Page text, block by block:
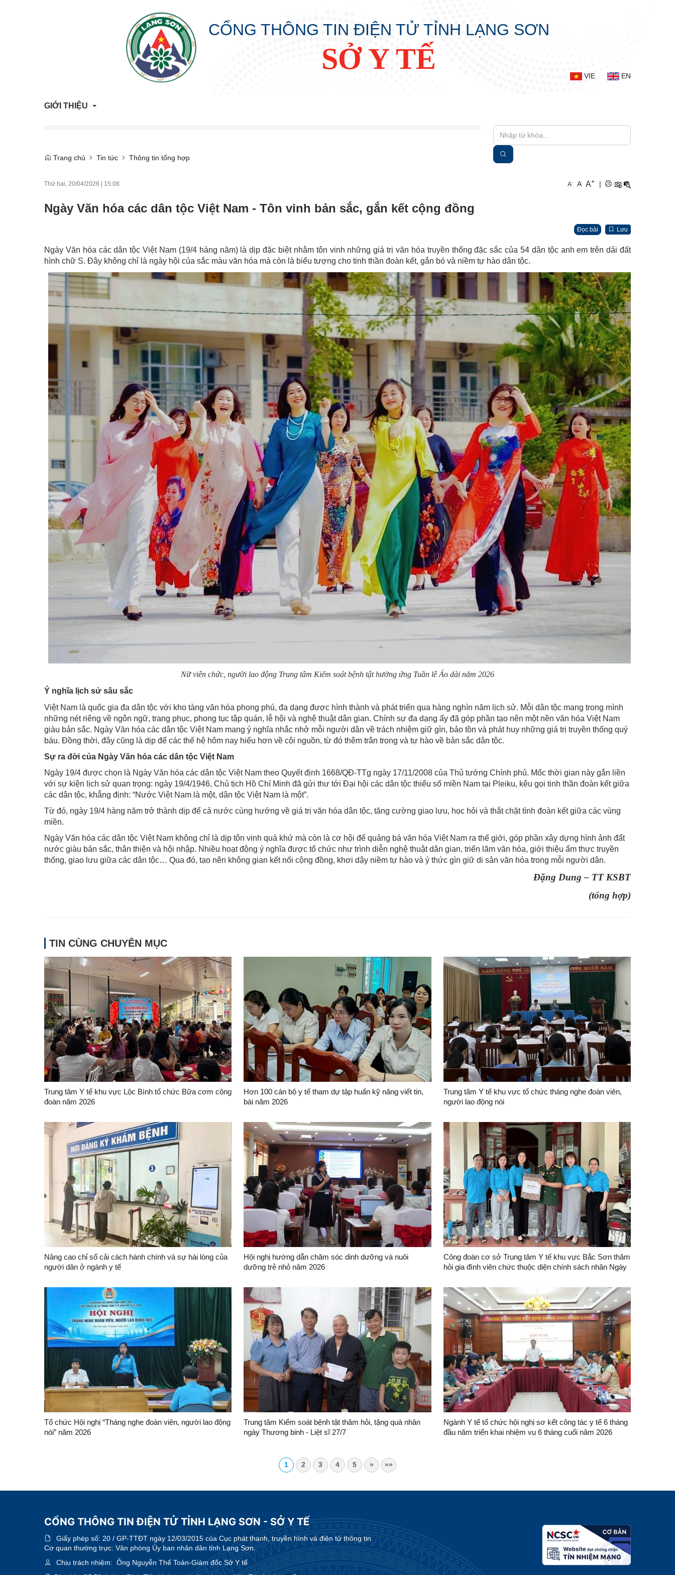
CỔNG THÔNG TIN ĐIỆN TỬ TỈNH LẠNG SƠN
SỞ Y TẾ
VIE EN
GIỚI THIỆU
Lịch sử hình thành
Trang chủ Tin tức Thông tin tổng hợp
Thứ hai, 20/04/2026 | 15:08 A- A A+ |
Ngày Văn hóa các dân tộc Việt Nam - Tôn vinh bản sắc, gắn kết cộng đồng
Đọc bài Lưu
Ngày Văn hóa các dân tộc Việt Nam (19/4 hàng năm) là dịp đặc biệt nhằm tôn vinh những giá trị văn hóa truyền thống đặc sắc của 54 dân tộc anh em trên dải đất
hình chữ S. Đây không chỉ là ngày hội của sắc màu văn hóa mà còn là biểu tượng cho tinh thần đoàn kết, gắn bó và niềm tự hào dân tộc.
Nữ viên chức, người lao động Trung tâm Kiểm soát bệnh tật hưởng ứng Tuần lễ Áo dài năm 2026
Ý nghĩa lịch sử sâu sắc
Việt Nam là quốc gia đa dân tộc với kho tàng văn hóa phong phú, đa dạng được hình thành và phát triển qua hàng nghìn năm lịch sử. Mỗi dân tộc mang trong mình
những nét riêng về ngôn ngữ, trang phục, phong tục tập quán, lễ hội và nghệ thuật dân gian. Chính sự đa dạng ấy đã góp phần tạo nên một nền văn hóa Việt Nam
giàu bản sắc. Ngày Văn hóa các dân tộc Việt Nam mang ý nghĩa nhắc nhở mỗi người dân về trách nhiệm giữ gìn, bảo tồn và phát huy những giá trị truyền thống quý
báu. Đồng thời, đây cũng là dịp để các thế hệ hôm nay hiểu hơn về cội nguồn, từ đó thêm trân trọng và tự hào về bản sắc dân tộc.
Sự ra đời của Ngày Văn hóa các dân tộc Việt Nam
Ngày 19/4 được chọn là Ngày Văn hóa các dân tộc Việt Nam theo Quyết định 1668/QĐ-TTg ngày 17/11/2008 của Thủ tướng Chính phủ. Mốc thời gian này gắn liền
với sự kiện lịch sử quan trọng: ngày 19/4/1946, Chủ tịch Hồ Chí Minh đã gửi thư tới Đại hội các dân tộc thiểu số miền Nam tại Pleiku, kêu gọi tinh thần đoàn kết giữa
các dân tộc, khẳng định: “Nước Việt Nam là một, dân tộc Việt Nam là một”.
Từ đó, ngày 19/4 hàng năm trở thành dịp để cả nước cùng hướng về giá trị văn hóa dân tộc, tăng cường giao lưu, học hỏi và thắt chặt tình đoàn kết giữa các vùng
miền.
Ngày Văn hóa các dân tộc Việt Nam không chỉ là dịp tôn vinh quá khứ mà còn là cơ hội để quảng bá văn hóa Việt Nam ra thế giới, góp phần xây dựng hình ảnh đất
nước giàu bản sắc, thân thiện và hội nhập. Nhiều hoạt động ý nghĩa được tổ chức như trình diễn nghệ thuật dân gian, triển lãm văn hóa, giới thiệu ẩm thực truyền
thống, giao lưu giữa các dân tộc… Qua đó, tạo nên không gian kết nối cộng đồng, khơi dậy niềm tự hào và ý thức gìn giữ di sản văn hóa trong mỗi người dân.
Đặng Dung – TT KSBT
(tổng hợp)
TIN CÙNG CHUYÊN MỤC
Trung tâm Y tế khu vực Lộc Bình tổ chức Bữa cơm công
đoàn năm 2026
Hơn 100 cán bộ y tế tham dự tập huấn kỹ năng viết tin,
bài năm 2026
Trung tâm Y tế khu vực tổ chức tháng nghe đoàn viên,
người lao động nói
Nâng cao chỉ số cải cách hành chính và sự hài lòng của
người dân ở ngành y tế
Hội nghị hướng dẫn chăm sóc dinh dưỡng và nuôi
dưỡng trẻ nhỏ năm 2026
Công đoàn cơ sở Trung tâm Y tế khu vực Bắc Sơn thăm
hỏi gia đình viên chức thuộc diện chính sách nhân Ngày
Tổ chức Hội nghị “Tháng nghe đoàn viên, người lao động
nói” năm 2026
Trung tâm Kiểm soát bệnh tật thăm hỏi, tặng quà nhân
ngày Thương binh - Liệt sĩ 27/7
Ngành Y tế tổ chức hội nghị sơ kết công tác y tế 6 tháng
đầu năm triển khai nhiệm vụ 6 tháng cuối năm 2026
1 2 3 4 5 » »»
CỔNG THÔNG TIN ĐIỆN TỬ TỈNH LẠNG SƠN - SỞ Y TẾ
Giấy phép số: 20 / GP-TTĐT ngày 12/03/2015 của Cục phát thanh, truyền hình và điện tử thông tin
Cơ quan thường trực: Văn phòng Ủy ban nhân dân tỉnh Lạng Sơn.
Chịu trách nhiệm: Ông Nguyễn Thế Toàn-Giám đốc Sở Y tế